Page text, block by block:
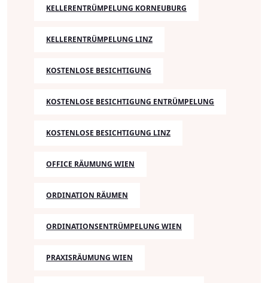
KELLERENTRÜMPELUNG KORNEUBURG
KELLERENTRÜMPELUNG LINZ
KOSTENLOSE BESICHTIGUNG
KOSTENLOSE BESICHTIGUNG ENTRÜMPELUNG
KOSTENLOSE BESICHTIGUNG LINZ
OFFICE RÄUMUNG WIEN
ORDINATION RÄUMEN
ORDINATIONSENTRÜMPELUNG WIEN
PRAXISRÄUMUNG WIEN